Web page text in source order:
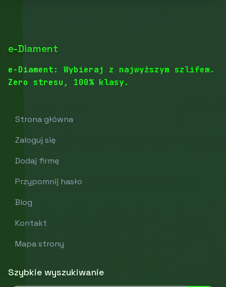
e-Diament
e-Diament: Wybieraj z najwyższym szlifem.
Zero stresu, 100% klasy.
Strona główna
Zaloguj się
Dodaj firmę
Przypomnij hasło
Blog
Kontakt
Mapa strony
Szybkie wyszukiwanie